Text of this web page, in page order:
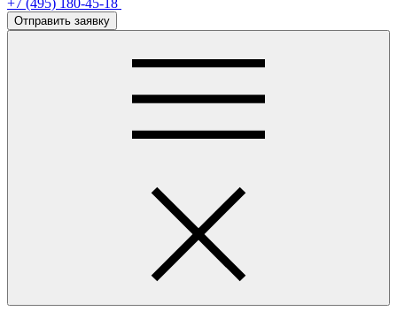
+7 (495) 180-45-18
Отправить заявку